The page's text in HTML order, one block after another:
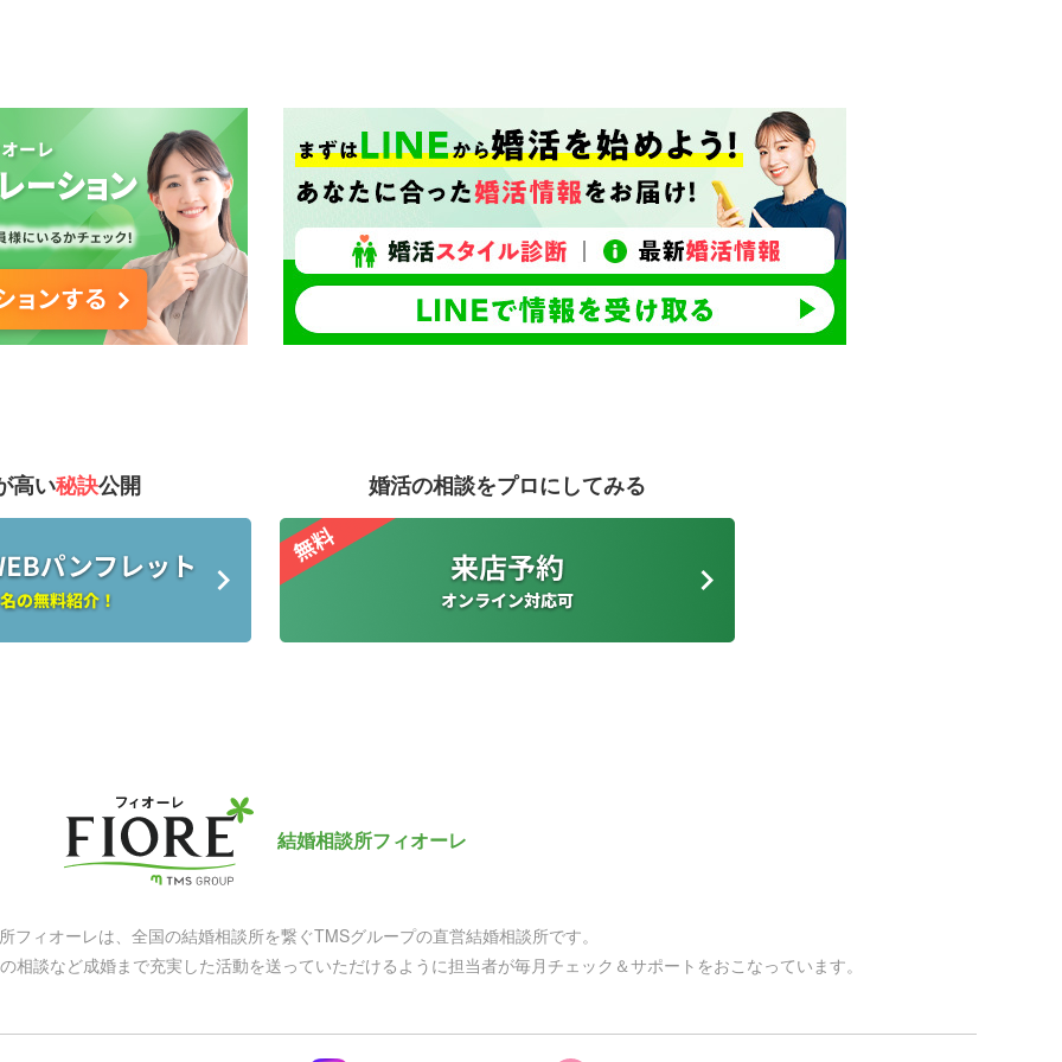
高い秘訣公開 婚活の相談をプロにしてみる
結婚相談所フィオーレ
フィオーレは、全国の結婚相談所を繋ぐTMSグループの直営結婚相談所です。
相談など成婚まで充実した活動を送っていただけるように担当者が毎月チェック＆サポートをおこなっています。